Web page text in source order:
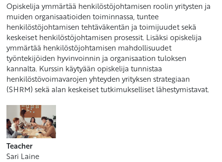
Opiskelija ymmärtää henkilöstöjohtamisen roolin yritysten ja
muiden organisaatioiden toiminnassa, tuntee
henkilöstöjohtamisen tehtäväkentän ja toimijuudet sekä
keskeiset henkilöstöjohtamisen prosessit. Lisäksi opiskelija
ymmärtää henkilöstöjohtamisen mahdollisuudet
työntekijöiden hyvinvoinnin ja organisaation tuloksen
kannalta. Kurssin käytyään opiskelija tunnistaa
henkilöstövoimavarojen yhteyden yrityksen strategiaan
(SHRM) sekä alan keskeiset tutkimukselliset lähestymistavat.
Teacher
Sari Laine